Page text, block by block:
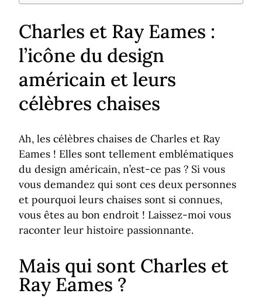
Charles et Ray Eames :
l’icône du design
américain et leurs
célèbres chaises
Ah, les célèbres chaises de Charles et Ray
Eames ! Elles sont tellement emblématiques
du design américain, n’est-ce pas ? Si vous
vous demandez qui sont ces deux personnes
et pourquoi leurs chaises sont si connues,
vous êtes au bon endroit ! Laissez-moi vous
raconter leur histoire passionnante.
Mais qui sont Charles et
Ray Eames ?